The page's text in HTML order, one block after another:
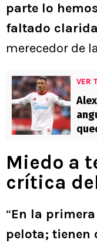
parte lo
faltado
merecedor de
VER
Miedo a
crítica
“En la
pelota; tienen